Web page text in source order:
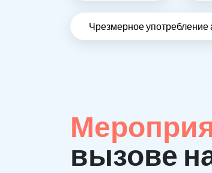
Чрезмерное употребление
вызове